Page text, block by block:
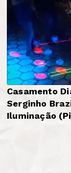
Casamento
Serginho
Iluminação